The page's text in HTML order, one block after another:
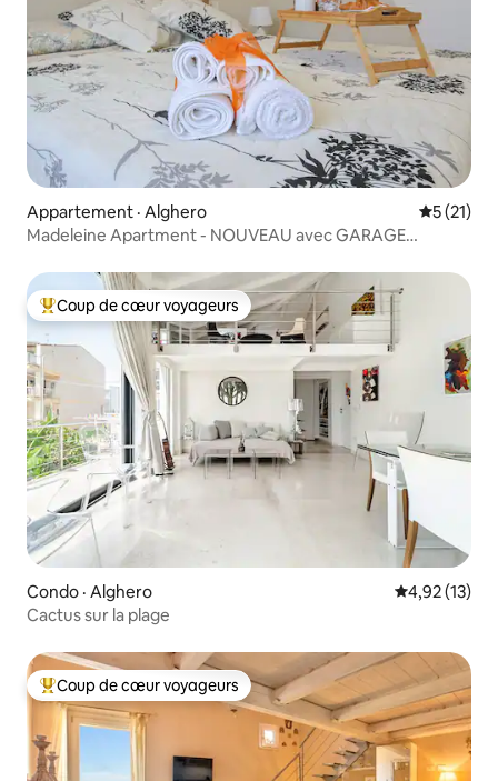
Appartement · Alghero Note
5 (21)
Madeleine Apartment - NOUVEAU avec GARAGE
Coup de cœur voyageurs parmi les plus aimés
Coup de cœur voyageurs
Condo · Alghero Note
4,92 (13)
Cactus sur la plage
Coup de cœur voyageurs parmi les plus aimés
Coup de cœur voyageurs